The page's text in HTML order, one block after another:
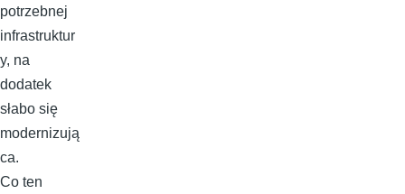
potrzebnej
infrastruktur
y, na
dodatek
słabo się
modernizują
ca.
Co ten